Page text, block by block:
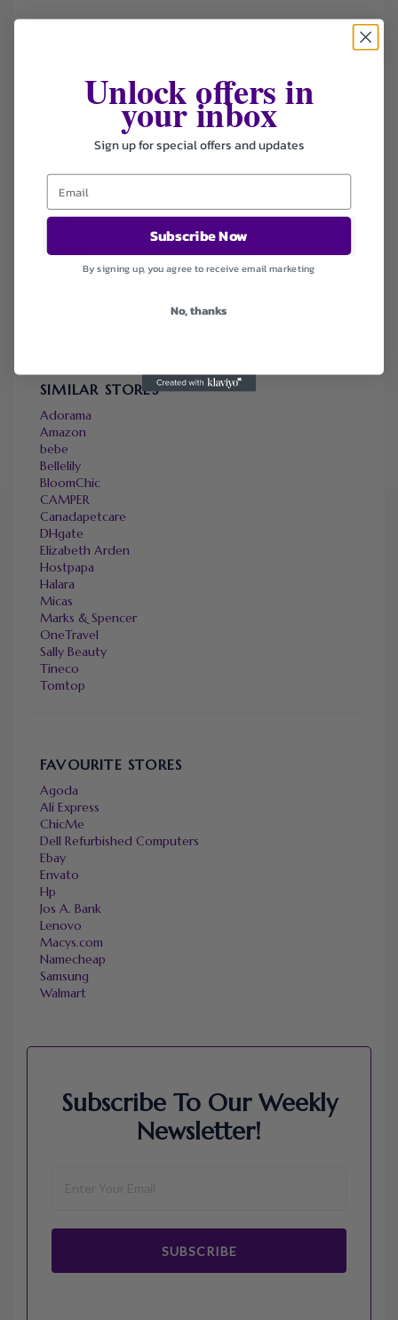
FILTER STORE
Apparel & Accessories
Deals
Sort by
Default
Newest
SIMILAR STORES
Adorama
Amazon
bebe
Bellelily
BloomChic
CAMPER
Canadapetcare
DHgate
Elizabeth Arden
Hostpapa
Halara
Micas
Marks & Spencer
OneTravel
Sally Beauty
Tineco
Tomtop
FAVOURITE STORES
Agoda
Ali Express
ChicMe
Dell Refurbished Computers
Ebay
Envato
Hp
Jos A. Bank
Lenovo
Macys.com
Namecheap
Samsung
Walmart
Subscribe To Our Weekly
Newsletter!
SUBSCRIBE
Unlock offers in
your inbox
Sign up for special offers and updates
Subscribe Now
By signing up, you agree to receive email marketing
No, thanks